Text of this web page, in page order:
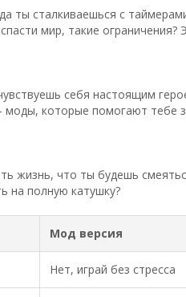
ты сталкиваешься с
мир, такие ограничения?
себя настоящим
которые помогают тебе
жизнь, что ты будешь
на полную катушку?
Мод версия
Нет, играй без стресса